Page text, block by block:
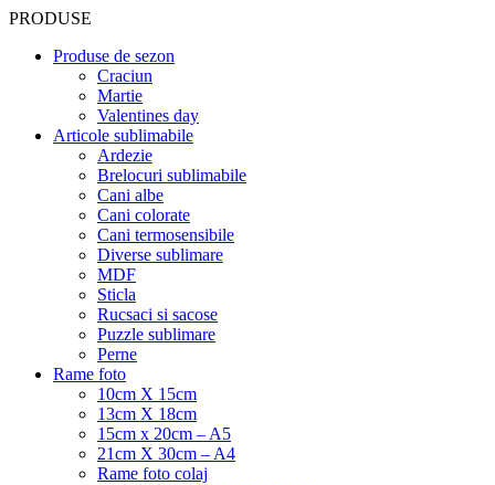
PRODUSE
Produse de sezon
Craciun
Martie
Valentines day
Articole sublimabile
Ardezie
Brelocuri sublimabile
Cani albe
Cani colorate
Cani termosensibile
Diverse sublimare
MDF
Sticla
Rucsaci si sacose
Puzzle sublimare
Perne
Rame foto
10cm X 15cm
13cm X 18cm
15cm x 20cm – A5
21cm X 30cm – A4
Rame foto colaj